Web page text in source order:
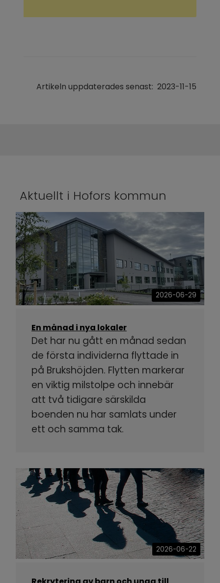
Artikeln uppdaterades senast: 2023-11-15
Aktuellt i Hofors kommun
2026-06-29
En månad i nya lokaler
Det har nu gått en månad sedan
de första individerna flyttade in
på Brukshöjden. Flytten markerar
en viktig milstolpe och innebär
att två tidigare särskilda
boenden nu har samlats under
ett och samma tak.
2026-06-22